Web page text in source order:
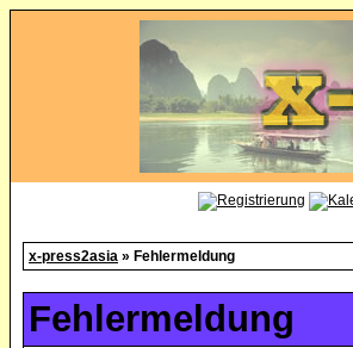
x-press2asia » Fehlermeldung
Fehlermeldung